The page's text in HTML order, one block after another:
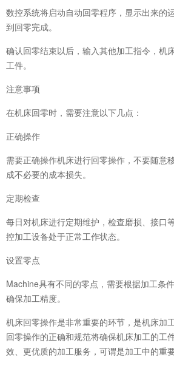
数控系统将启动自动回零程序，显示出来的
到回零完成。
确认回零结束以后，输入其他加工指令，机
工件。
注意事项
在机床回零时，需要注意以下几点：
正确操作
需要正确操作机床进行回零操作，不要随意
成不必要的成本损失。
定期检查
每日对机床进行定期维护，检查磨损、接口
控加工设备处于正常工作状态。
设置零点
Machine具有不同的零点，需要根据加工条
确保加工精度。
机床回零操作是非常重要的环节，是机床加
回零操作的正确和规范将确保机床加工的工
效、更优质的加工服务，可谓是加工中的重要